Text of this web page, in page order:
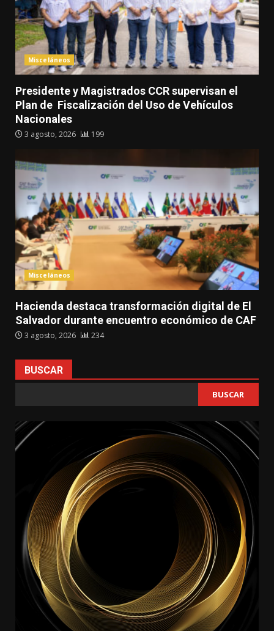
Misceláneos
Presidente y Magistrados CCR supervisan el
Plan de Fiscalización del Uso de Vehículos
Nacionales
3 agosto, 2026 199
Misceláneos
Hacienda destaca transformación digital de El
Salvador durante encuentro económico de CAF
3 agosto, 2026 234
BUSCAR
BUSCAR